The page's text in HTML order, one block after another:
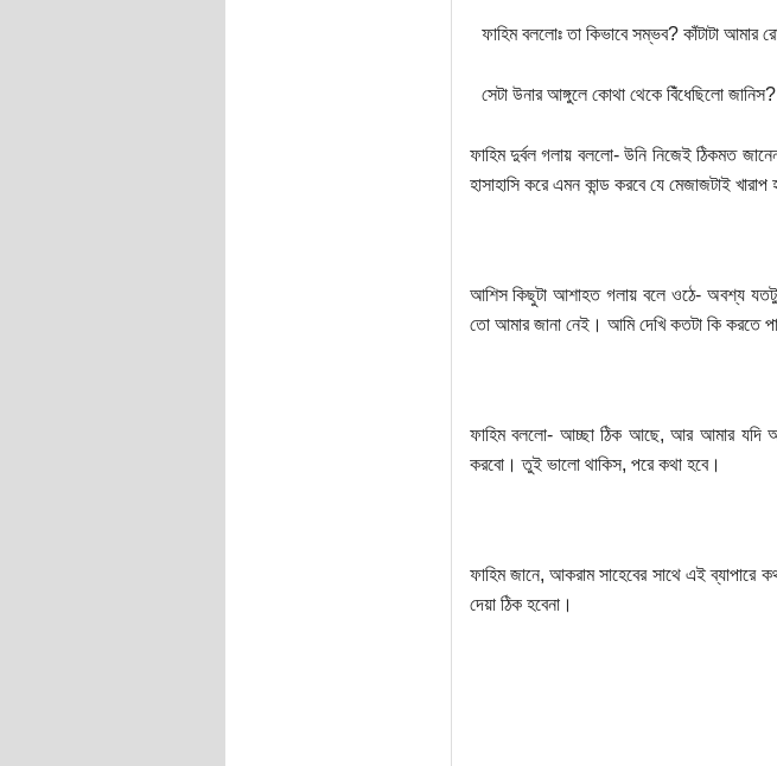
ফাহিম বললোঃ তা কিভাবে সম্ভব? কাঁটাটা আমার
সেটা উনার আঙ্গুলে কোথা থেকে বিঁধেছিলো জানিস?
ফাহিম দুর্বল গলায় বললো- উনি নিজেই ঠিকমত
হাসাহাসি করে এমন কান্ড করবে যে মেজাজটাই খারাপ
আশিস কিছুটা আশাহত গলায় বলে ওঠে- অবশ্য
তো আমার জানা নেই। আমি দেখি কতটা কি করতে
ফাহিম বললো- আচ্ছা ঠিক আছে, আর আমার যদি
করবো। তুই ভালো থাকিস, পরে কথা হবে।
ফাহিম জানে, আকরাম সাহেবের সাথে এই
দেয়া ঠিক হবেনা।